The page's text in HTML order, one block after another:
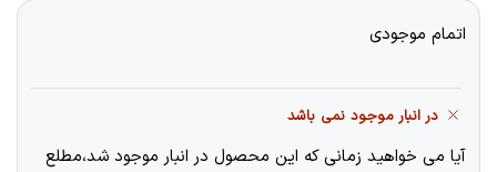
اتمام موجودی
در انبار موجود نمی باشد
آیا می خواهید زمانی که این محصول در انبار موجود شد،مطلع